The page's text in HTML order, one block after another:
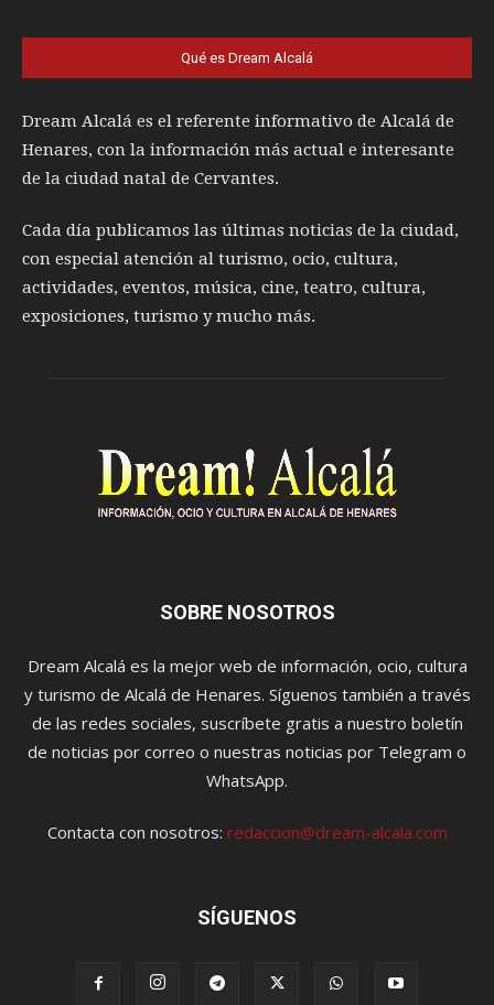
Qué es Dream Alcalá
Dream Alcalá es el referente informativo de Alcalá de
Henares, con la información más actual e interesante
de la ciudad natal de Cervantes.
Cada día publicamos las últimas noticias de la ciudad,
con especial atención al turismo, ocio, cultura,
actividades, eventos, música, cine, teatro, cultura,
exposiciones, turismo y mucho más.
SOBRE NOSOTROS
Dream Alcalá es la mejor web de información, ocio, cultura
y turismo de Alcalá de Henares. Síguenos también a través
de las redes sociales, suscríbete gratis a nuestro boletín
de noticias por correo o nuestras noticias por Telegram o
WhatsApp.
Contacta con nosotros: redaccion@dream-alcala.com
SÍGUENOS